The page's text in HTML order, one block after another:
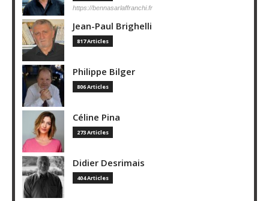
https://bennasarlaffranchi.fr
Jean-Paul Brighelli
817 Articles
Philippe Bilger
806 Articles
Céline Pina
273 Articles
Didier Desrimais
404 Articles